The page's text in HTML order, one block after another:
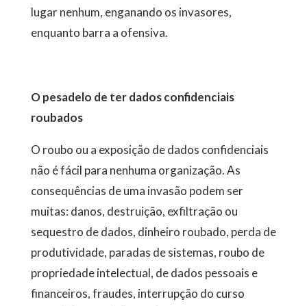
lugar nenhum, enganando os invasores,
enquanto barra a ofensiva.
O pesadelo de ter dados confidenciais
roubados
O roubo ou a exposição de dados confidenciais
não é fácil para nenhuma organização. As
consequências de uma invasão podem ser
muitas: danos, destruição, exfiltração ou
sequestro de dados, dinheiro roubado, perda de
produtividade, paradas de sistemas, roubo de
propriedade intelectual, de dados pessoais e
financeiros, fraudes, interrupção do curso